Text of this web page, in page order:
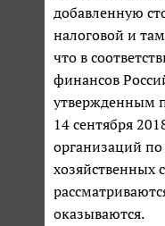
добавленную
налоговой и
что в
финансов
утвержденным
14 сентября
организаций
хозяйственных
оказываются.